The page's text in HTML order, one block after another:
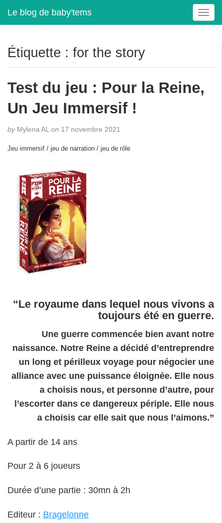
Le blog de baby'tems
T
o
e
a
Étiquette : for the story
Test du jeu : Pour la Reine,
Un Jeu Immersif !
byMylena AL on 17 novembre 2021
Jeu immersif / jeu de narration / jeu de rôle
“Le royaume dans lequel nous vivons a
toujours été en guerre.
Une guerre commencée bien avant notre
naissance. Notre Reine a décidé d’entreprendre
un long et périlleux voyage pour négocier une
alliance avec une puissance éloignée. Elle nous
a choisis nous, et personne d’autre, pour
l’escorter dans ce dangereux périple. Elle nous
a choisis car elle sait que nous l’aimons.”
A partir de 14 ans
Pour 2 à 6 joueurs
Durée d’une partie : 30mn à 2h
Editeur : Bragelonne